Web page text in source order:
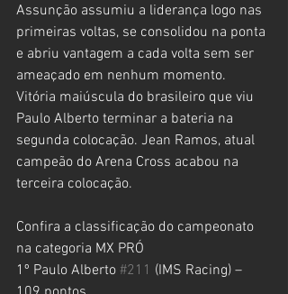
Assunção assumiu a liderança logo nas
primeiras voltas, se consolidou na ponta
e abriu vantagem a cada volta sem ser
ameaçado em nenhum momento.
Vitória maiúscula do brasileiro que viu
Paulo Alberto terminar a bateria na
segunda colocação. Jean Ramos, atual
campeão do Arena Cross acabou na
terceira colocação.
Confira a classificação do campeonato
na categoria MX PRÓ
1º Paulo Alberto #211 (IMS Racing) –